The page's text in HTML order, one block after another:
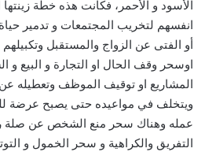
الأسود و الأحمر، فكانت هذه خطة
انفسهم لتخريب المجتمعات و تدمير
أو الفتى عن الزواج والمستقبل
اوسحر وقف الحال او التجارة و البيع و
المشاريع او توقيف الموظف وتعطيله
ويتخلف في مواعيده حتى يصبح عرضة
عمله وهناك سحر منع الشخص عن صلة
التفريق والكراهية و سحر الخمول و